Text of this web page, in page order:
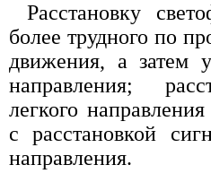
Расстановку
более трудного по
движения, а затем
направления;
легкого
с расстановкой
направления.